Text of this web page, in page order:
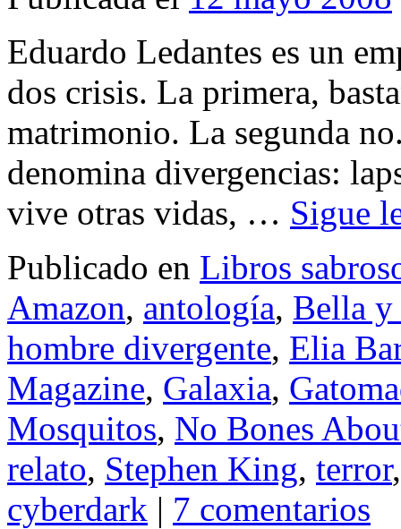
Eduardo Ledantes es un
dos crisis. La primera,
matrimonio. La segunda
denomina divergencias:
vive otras vidas, … Sigue
Publicado en Libros
Amazon, antología, Bella y
hombre divergente, Elia
Magazine, Galaxia,
Mosquitos, No Bones
relato, Stephen King, terror
cyberdark | 7 comentarios